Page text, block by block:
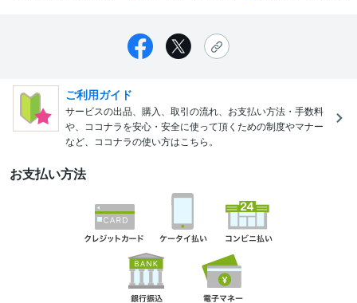
ご利用ガイド
サービスの出品、購入、取引の流れ、お支払い方法・手数料
や、ココナラを安心・安全に使って頂くための制度やマナー
など、ココナラの使い方はこちら。
お支払い方法